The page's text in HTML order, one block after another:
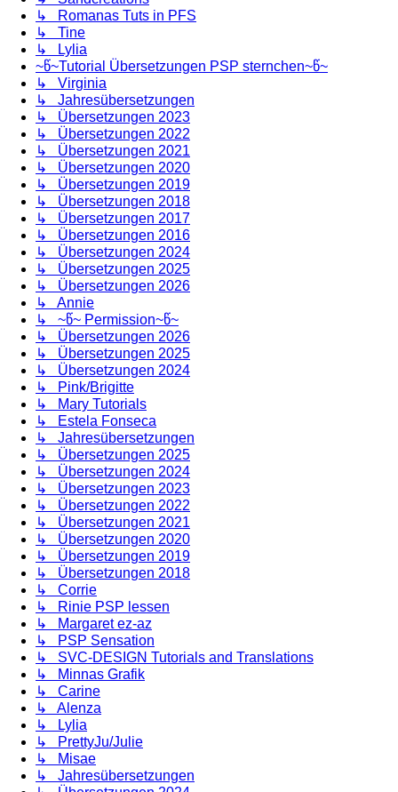
↳ Romanas Tuts in PFS
↳ Tine
↳ Lylia
~წ~Tutorial Übersetzungen PSP sternchen~წ~
↳ Virginia
↳ Jahresübersetzungen
↳ Übersetzungen 2023
↳ Übersetzungen 2022
↳ Übersetzungen 2021
↳ Übersetzungen 2020
↳ Übersetzungen 2019
↳ Übersetzungen 2018
↳ Übersetzungen 2017
↳ Übersetzungen 2016
↳ Übersetzungen 2024
↳ Übersetzungen 2025
↳ Übersetzungen 2026
↳ Annie
↳ ~წ~ Permission~წ~
↳ Übersetzungen 2026
↳ Übersetzungen 2025
↳ Übersetzungen 2024
↳ Pink/Brigitte
↳ Mary Tutorials
↳ Estela Fonseca
↳ Jahresübersetzungen
↳ Übersetzungen 2025
↳ Übersetzungen 2024
↳ Übersetzungen 2023
↳ Übersetzungen 2022
↳ Übersetzungen 2021
↳ Übersetzungen 2020
↳ Übersetzungen 2019
↳ Übersetzungen 2018
↳ Corrie
↳ Rinie PSP lessen
↳ Margaret ez-az
↳ PSP Sensation
↳ SVC-DESIGN Tutorials and Translations
↳ Minnas Grafik
↳ Carine
↳ Alenza
↳ Lylia
↳ PrettyJu/Julie
↳ Misae
↳ Jahresübersetzungen